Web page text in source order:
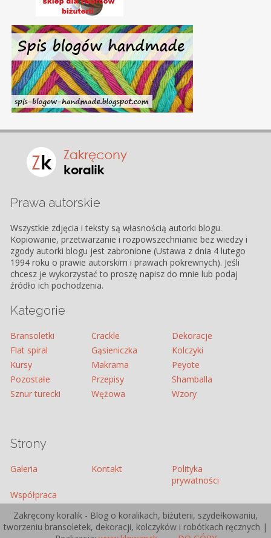
Prawa autorskie
Wszystkie zdjęcia i teksty są własnością autorki blogu.
Kopiowanie, przetwarzanie i rozpowszechnianie bez wiedzy i
zgody autorki blogu jest zabronione (Ustawa z dnia 4 lutego
1994 roku o prawie autorskim i prawach pokrewnych). Jeśli
chcesz je wykorzystać to proszę napisz do mnie lub podaj
źródło ich pochodzenia.
Kategorie
Bransoletki Crackle
Dekoracje
Flat spiral
Gąsieniczka
Kolczyki
Kursy
Makrama
Peyote
Pozostałe
Przepisy
Shamballa
Sznur turecki
Wężowa Wzory
Strony
Galeria Kontakt
Polityka
prywatności
Współpraca
Zakręcony koralik - Blog o koralikach, biżuterii, szydełkowaniu,
tworzeniu bransoletek, dekoracji, kolczyków i robótkach ręcznych |